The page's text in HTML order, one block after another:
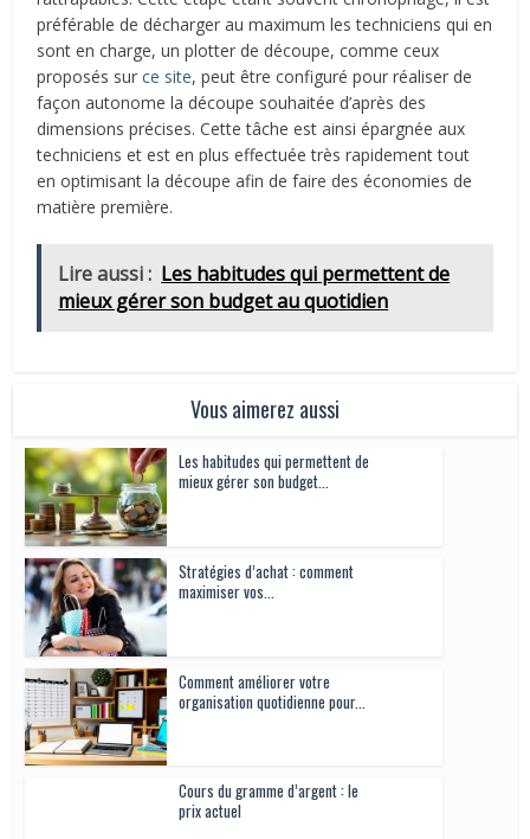
préférable de décharger au maximum les techniciens qui en
sont en charge, un plotter de découpe, comme ceux
proposés surce site, peut être configuré pour réaliser de
façon autonome la découpe souhaitée d’après des
dimensions précises. Cette tâche est ainsi épargnée aux
techniciens et est en plus effectuée très rapidement tout
en optimisant la découpe afin de faire des économies de
matière première.
Lire aussi : Les habitudes qui permettent de
mieux gérer son budget au quotidien
Vous aimerez aussi
Les habitudes qui permettent de
mieux gérer son budget...
Stratégies d’achat : comment
maximiser vos...
Comment améliorer votre
organisation quotidienne pour...
Cours du gramme d’argent : le
prix actuel